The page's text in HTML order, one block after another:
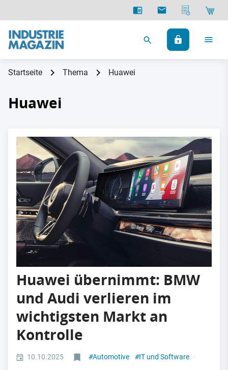
Startseite Thema Huawei
Huawei
Huawei übernimmt: BMW
und Audi verlieren im
wichtigsten Markt an
Kontrolle
10.10.2025 #Automotive #IT und Software